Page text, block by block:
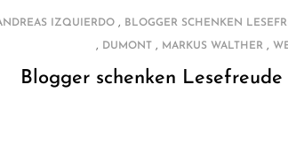
IZQUIERDO, BLOGGER SCHENKEN
, DUMONT , MARKUS WALTHER ,
Blogger schenken